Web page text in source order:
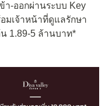
-ออกผ่านระบบ Key
มเจ้าหน้าที่ดูแลรักษา
1.89-5 ล้านบาท*